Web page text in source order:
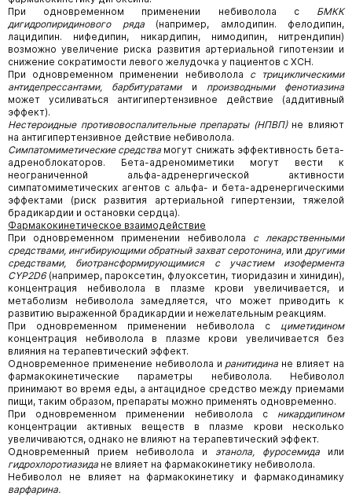
При одновременном применении небиволола с БМКК
дигидропиридинового ряда(например, амлодипин. фелодипин,
лацидипин. нифедипин, никардипин, нимодипин, нитрендипин)
возможно увеличение риска развития артериальной гипотензии и
снижение сократимости левого желудочка у пациентов с ХСН.
При одновременном применении небиволола с трициклическими
антидепрессантами, барбитуратамии производными фенотиазина
может усиливаться антигипертензивное действие (аддитивный
эффект).
Нестероидные противовоспалительные препараты (НПВП)не влияют
на антигипертензивное действие небиволола.
Симпатомиметические средства могут снижать эффективность бета-
адреноблокаторов. Бета-адреномиметики могут вести к
неограниченной альфа-адренергической активности
симпатомиметических агентов с альфа- и бета-адренергическими
эффектами (риск развития артериальной гипертензии, тяжелой
брадикардии и остановки сердца).
Фармакокинетическое взаимодействие
При одновременном применении небиволола с лекарственными
средствами, ингибирующими обратный захват серотонина,илидругими
средствами, биотрансформирующимися с участием изофермента
CYP2D6(например, пароксетин, флуоксетин, тиоридазин и хинидин),
концентрация небиволола в плазме крови увеличивается, и
метаболизм небиволола замедляется, что может приводить к
развитию выраженной брадикардии и нежелательным реакциям.
При одновременном применении небиволола с циметидином
концентрация небиволола в плазме крови увеличивается без
влияния на терапевтический эффект.
Одновременное применение небиволола и ранитидина не влияет на
фармакокинетические параметры небиволола. Небиволол
принимают во время еды, а антацидное средство между приемами
пищи, таким образом, препараты можно применять одновременно.
При одновременном применении небиволола с никардипином
концентрации активных веществ в плазме крови несколько
увеличиваются, однако не влияют на терапевтический эффект.
Одновременный прием небиволола и этанола, фуросемида или
гидрохлоротиазида не влияет на фармакокинетику небиволола.
Небиволол не влияет на фармакокинетику и фармакодинамику
варфарина.